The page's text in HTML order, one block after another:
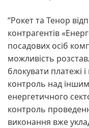
“Рокет та Тенор
контрагентів
посадових осіб
можливість
блокувати платежі
контроль над
енергетичного
контроль
виконання вже